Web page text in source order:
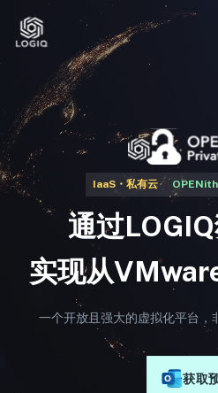
IaaS・私有云
通过
实现从
一个开放且强大的虚拟化平台，
获取